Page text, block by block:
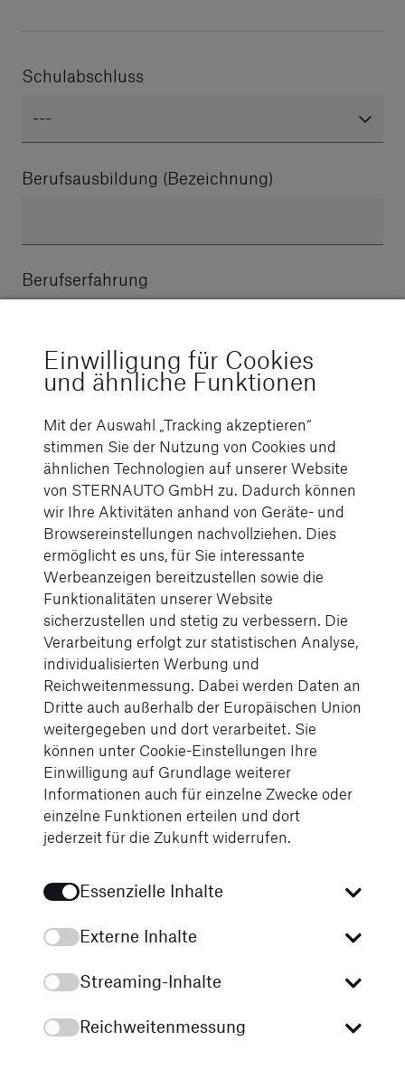
Schulabschluss
---
Berufsausbildung (Bezeichnung)
Berufserfahrung
Frühester Eintritt (TT.MM.JJJJ)
Gehaltswunsch p.a. (nur Zahl)
Name des werbenden Mitarbeitenden
Wie möchtest Du kontaktiert werden?
---
Bewerbungs-Dokument oder einzelne
Dokumente hochladen. Folgende Dateiformate
sind möglich: Word (doc, docx), PDF, JPG,
PNG, GIF. Ein Einzeldokument darf die Größe
von 15 MB nicht überschreiten. Bitte lade
keine PDF- und Word-Dokumente hoch, die
Einwilligung für Cookies
und ähnliche Funktionen
Mit der Auswahl „Tracking akzeptieren“
stimmen Sie der Nutzung von Cookies und
ähnlichen Technologien auf unserer Website
von STERNAUTO GmbH zu. Dadurch können
wir Ihre Aktivitäten anhand von Geräte- und
Browsereinstellungen nachvollziehen. Dies
ermöglicht es uns, für Sie interessante
Werbeanzeigen bereitzustellen sowie die
Funktionalitäten unserer Website
sicherzustellen und stetig zu verbessern. Die
Verarbeitung erfolgt zur statistischen Analyse,
individualisierten Werbung und
Reichweitenmessung. Dabei werden Daten an
Dritte auch außerhalb der Europäischen Union
weitergegeben und dort verarbeitet. Sie
können unter Cookie-Einstellungen Ihre
Einwilligung auf Grundlage weiterer
Informationen auch für einzelne Zwecke oder
einzelne Funktionen erteilen und dort
jederzeit für die Zukunft widerrufen.
Essenzielle Inhalte
Externe Inhalte
Streaming-Inhalte
Reichweitenmessung